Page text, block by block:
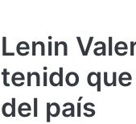
Lenin
tenido
del país